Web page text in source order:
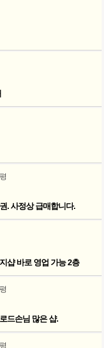
. 사정상 급매합니다.
샵 바로 영업 가능 2층
드손님 많은 샵.